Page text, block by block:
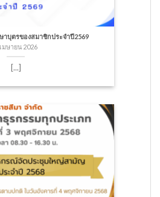
บุตรของสมาชิกประจำปี2569
มษายน 2026
[...]